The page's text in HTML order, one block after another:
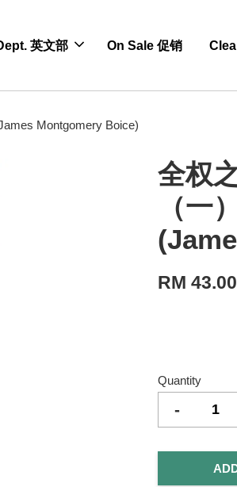
英文部 On Sale 促销
Montgomery Boice)
全权
（一
RM 43.00
Quantity
-